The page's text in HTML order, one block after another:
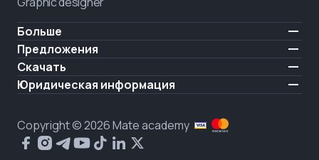
Больше
Цены
Отзывы
О нас
Состояние рынка IT
Вопросы и ответы про IT
Предложения
IT для ветеранов
Нанять выпускника
Обучение полного дня
Скачать
iOS
Юридическая информация
Политика конфиденциальности
Политика cookies
Публичное договор
Copyright © 2026 Mate academy